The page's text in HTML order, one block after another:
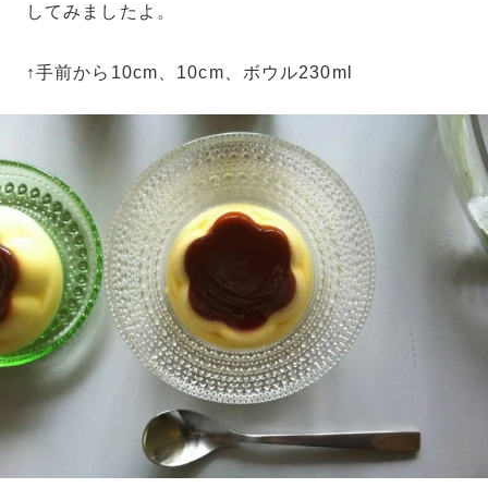
してみましたよ。
↑手前から10cm、10cm、ボウル230ml